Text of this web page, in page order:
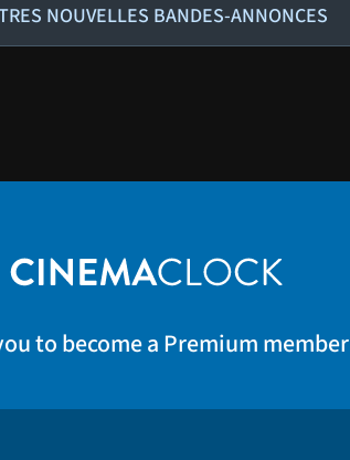
NOUVELLES BANDES-ANNONCES
to become a Premium member